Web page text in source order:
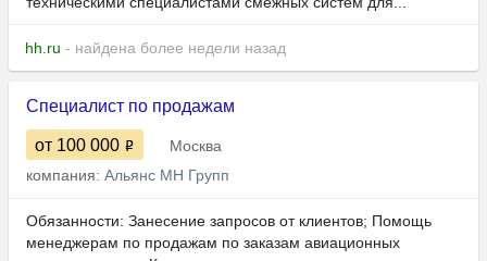
hh.ru - найдена более недели назад
Специалист по продажам
от 100 000
Москва
компания: Альянс МН Групп
Обязанности: Занесение запросов от клиентов; Помощь
менеджерам по продажам по заказам авиационных